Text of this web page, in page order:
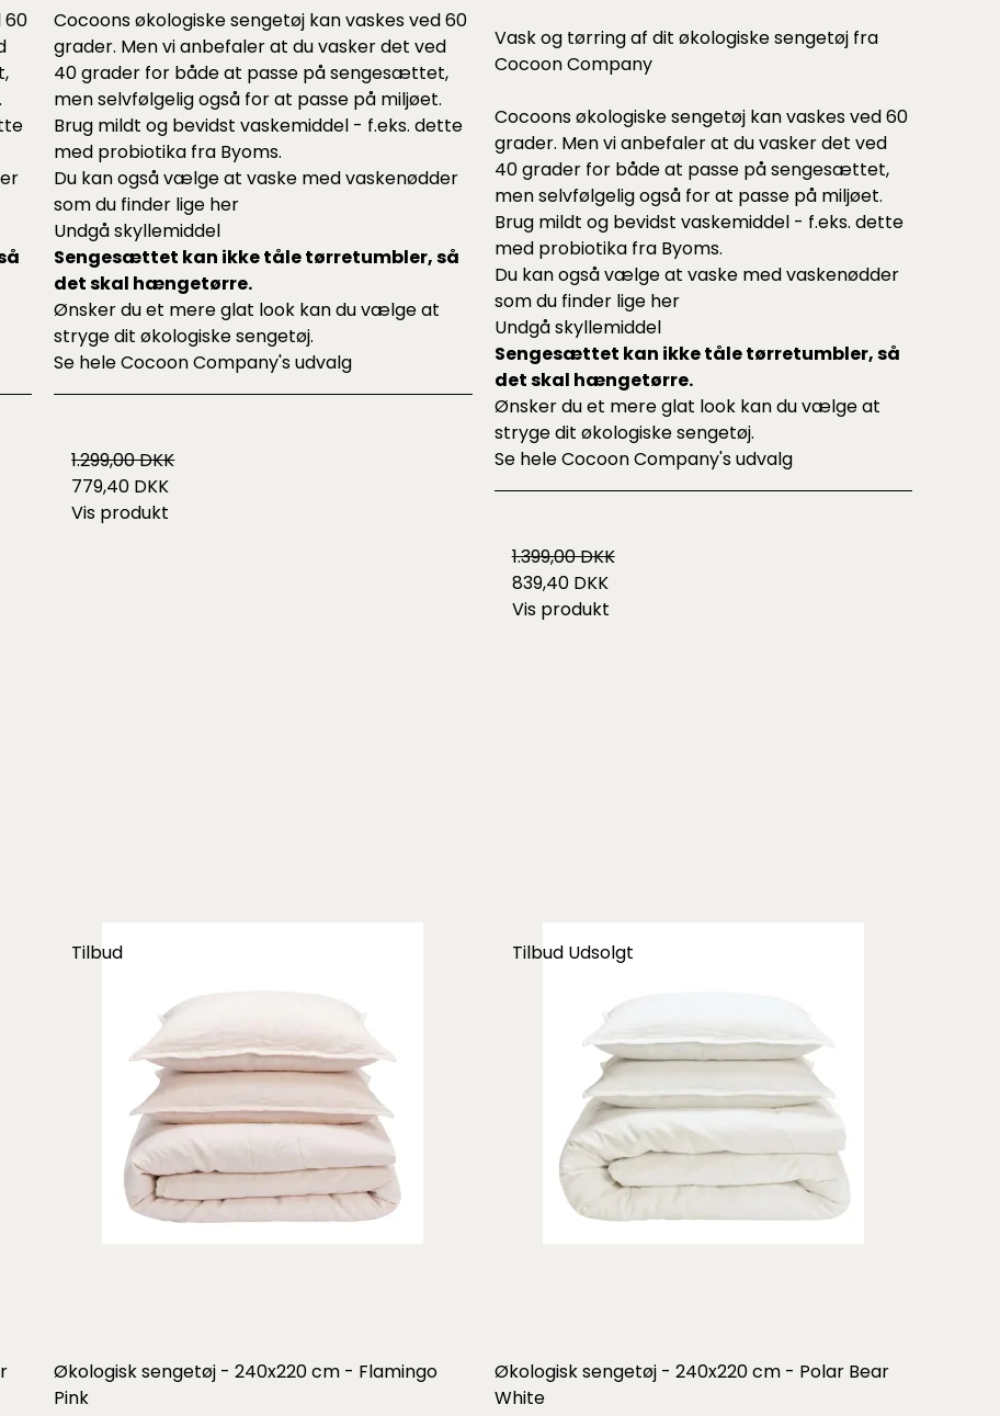
60
Cocoons økologiske sengetøj kan vaskes ved 60
grader. Men vi anbefaler at du vasker det ved
40 grader for både at passe på sengesættet,
men selvfølgelig også for at passe på miljøet.
Brug mildt og bevidst vaskemiddel - f.eks.dette
med probiotika fra Byoms.
Du kan også vælge at vaske med vaskenødder
som du finder lige her
Undgå skyllemiddel
Sengesættet kan ikke tåle tørretumbler, så
det skal hængetørre.
Ønsker du et mere glat look kan du vælge at
stryge dit økologiske sengetøj.
Se heleCocoon Company's udvalg
1.299,00 DKK
779,40 DKK
Vis produkt
Vask og tørring af dit økologiske sengetøj fra
Cocoon Company
Cocoons økologiske sengetøj kan vaskes ved 60
grader. Men vi anbefaler at du vasker det ved
40 grader for både at passe på sengesættet,
men selvfølgelig også for at passe på miljøet.
Brug mildt og bevidst vaskemiddel - f.eks. dette
med probiotika fra Byoms.
Du kan også vælge at vaske med vaskenødder
som du finder lige her
Undgå skyllemiddel
Sengesættet kan ikke tåle tørretumbler, så
det skal hængetørre.
Ønsker du et mere glat look kan du vælge at
stryge dit økologiske sengetøj.
Se heleCocoon Company's udvalg
1.399,00 DKK
839,40 DKK
Vis produkt
Tilbud
Økologisk sengetøj - 240x220 cm - Flamingo
Pink
Tilbud Udsolgt
Økologisk sengetøj - 240x220 cm - Polar Bear
White